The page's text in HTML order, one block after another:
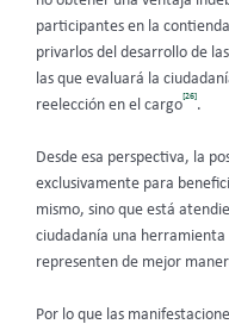
participantes en la
privarlos del desarrollo de
las que evaluará la
reelección en el cargo
[26]
.
Desde esa perspectiva, la
exclusivamente para
mismo, sino que está
ciudadanía una herramienta
representen de mejor
Por lo que las